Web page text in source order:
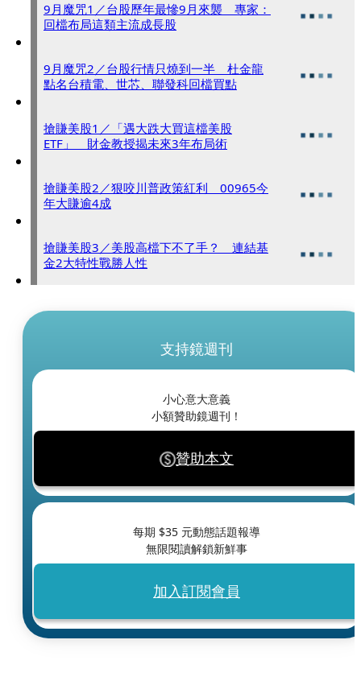
9月魔咒1／台股歷年最慘9月來襲 專家：
回檔布局這類主流成長股
9月魔咒2／台股行情只燒到一半 杜金龍
點名台積電、世芯、聯發科回檔買點
搶賺美股1／「遇大跌大買這檔美股
ETF」 財金教授揭未來3年布局術
搶賺美股2／狠咬川普政策紅利 00965今
年大賺逾4成
搶賺美股3／美股高檔下不了手？ 連結基
金2大特性戰勝人性
支持鏡週刊
小心意大意義
小額贊助鏡週刊！
贊助本文
每期 $35 元動態話題報導
無限閱讀解鎖新鮮事
加入訂閱會員